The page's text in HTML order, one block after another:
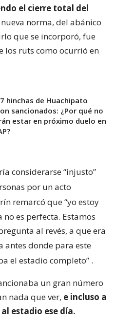
el cierre total del
nueva norma, del abánico
que se incorporó, fue
los ruts como ocurrió en
hinchas de Huachipato
sancionados: ¿Por qué no
estar en próximo duelo en
considerarse “injusto”
por un acto
remarcó que “yo estoy
es perfecta. Estamos
al revés, a que era
antes donde para este
el estadio completo” .
un gran número
nada que ver, e incluso a
estadio ese día.